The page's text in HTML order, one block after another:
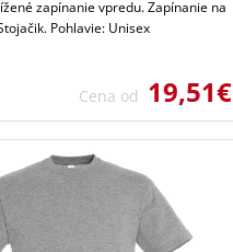
zapínanie vpredu. Zapínanie na
Pohlavie: Unisex
Cena od 19,51€